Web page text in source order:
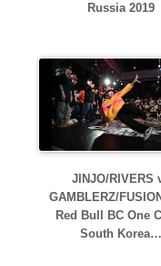
Russia 2019
JINJO/RIVERS
GAMBLERZ/FUSION
Red Bull BC One
South Korea…